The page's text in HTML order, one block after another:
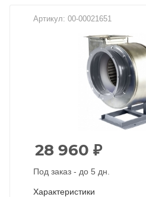
Артикул: 00-00021651
28 960 ₽
Под заказ - до 5 дн.
Характеристики